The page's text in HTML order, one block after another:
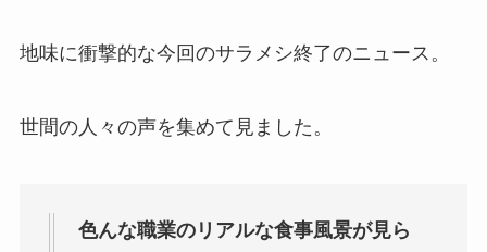
地味に衝撃的な今回のサラメシ終了のニュース。
世間の人々の声を集めて見ました。
色んな職業のリアルな食事風景が見ら